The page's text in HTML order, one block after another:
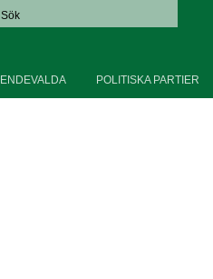
Sök
POLITISKA PARTIER